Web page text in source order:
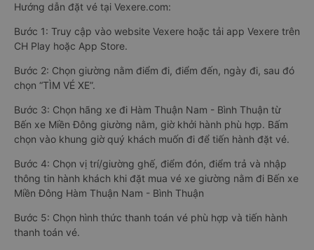
Hướng dẫn đặt vé tại Vexere.com:
Bước 1: Truy cập vào website Vexere hoặc tải app Vexere trên
CH Play hoặc App Store.
Bước 2: Chọn giường nằm điểm đi, điểm đến, ngày đi, sau đó
chọn “TÌM VÉ XE”.
Bước 3: Chọn hãng xe đi Hàm Thuận Nam - Bình Thuận từ
Bến xe Miền Đông giường nằm, giờ khởi hành phù hợp. Bấm
chọn vào khung giờ quý khách muốn đi để tiến hành đặt vé.
Bước 4: Chọn vị trí/giường ghế, điểm đón, điểm trả và nhập
thông tin hành khách khi đặt mua vé xe giường nằm đi Bến xe
Miền Đông Hàm Thuận Nam - Bình Thuận
Bước 5: Chọn hình thức thanh toán vé phù hợp và tiến hành
thanh toán vé.